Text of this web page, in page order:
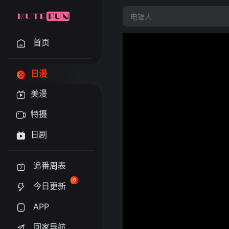
首页
日漫
美漫
特摄
日剧
追番周表
今日更新
6
APP
回家导航